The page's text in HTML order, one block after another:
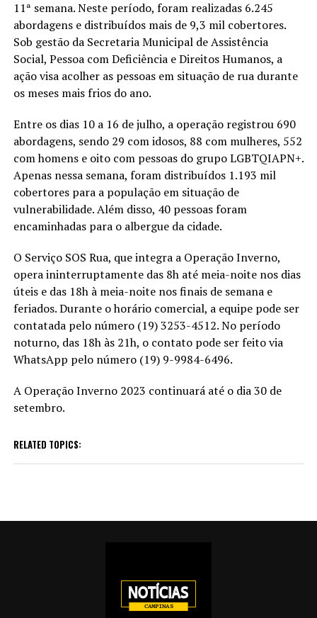
11ª semana. Neste período, foram realizadas 6.245
abordagens e distribuídos mais de 9,3 mil cobertores.
Sob gestão da Secretaria Municipal de Assistência
Social, Pessoa com Deficiência e Direitos Humanos, a
ação visa acolher as pessoas em situação de rua durante
os meses mais frios do ano.
Entre os dias 10 a 16 de julho, a operação registrou 690
abordagens, sendo 29 com idosos, 88 com mulheres, 552
com homens e oito com pessoas do grupo LGBTQIAPN+.
Apenas nessa semana, foram distribuídos 1.193 mil
cobertores para a população em situação de
vulnerabilidade. Além disso, 40 pessoas foram
encaminhadas para o albergue da cidade.
O Serviço SOS Rua, que integra a Operação Inverno,
opera ininterruptamente das 8h até meia-noite nos dias
úteis e das 18h à meia-noite nos finais de semana e
feriados. Durante o horário comercial, a equipe pode ser
contatada pelo número (19) 3253-4512. No período
noturno, das 18h às 21h, o contato pode ser feito via
WhatsApp pelo número (19) 9-9984-6496.
A Operação Inverno 2023 continuará até o dia 30 de
setembro.
RELATED TOPICS: